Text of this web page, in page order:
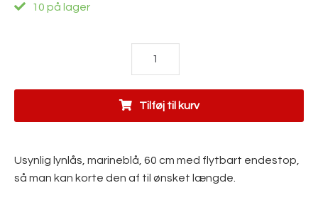
10 på lager
marineblå,
60
cm
Tilføj til kurv
Usynlig lynlås, marineblå, 60 cm med flytbart endestop,
så man kan korte den af til ønsket længde.